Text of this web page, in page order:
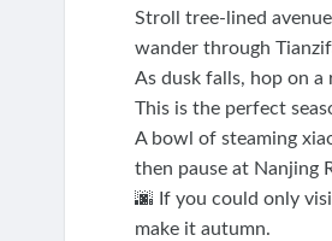
Stroll tree-lined
wander through
As dusk falls, hop on
This is the perfect
A bowl of steaming
then pause at Nanjing
🌆 If you could only
make it autumn.